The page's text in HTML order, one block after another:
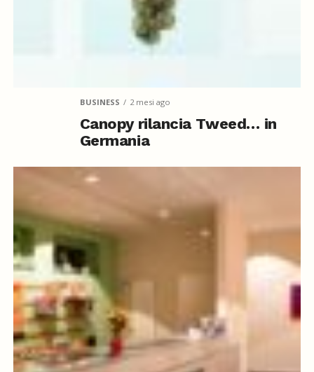
BUSINESS 2 mesi ago
Canopy rilancia Tweed… in
Germania